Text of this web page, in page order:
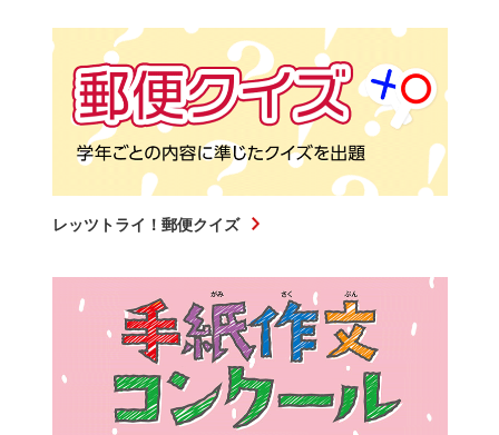
レッツトライ！郵便クイズ